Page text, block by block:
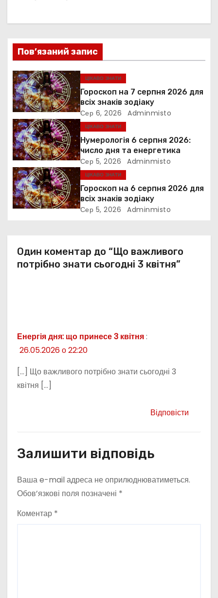
ц
і
я
з
а
п
и
с
і
Пов’язаний запис
ЦІКАВО ЗНАТИ
Гороскоп на 7 серпня 2026 для
всіх знаків зодіаку
Сер 6, 2026 Adminmisto
ЦІКАВО ЗНАТИ
Нумерологія 6 серпня 2026:
число дня та енергетика
Сер 5, 2026 Adminmisto
ЦІКАВО ЗНАТИ
Гороскоп на 6 серпня 2026 для
всіх знаків зодіаку
Сер 5, 2026 Adminmisto
Один коментар до “Що важливого
потрібно знати сьогодні 3 квітня”
Енергія дня: що принесе 3 квітня:
26.05.2026 о 22:20
[…] Що важливого потрібно знати сьогодні 3
квітня […]
Відповісти
Залишити відповідь
Ваша e-mail адреса не оприлюднюватиметься.
Обов’язкові поля позначені *
Коментар *